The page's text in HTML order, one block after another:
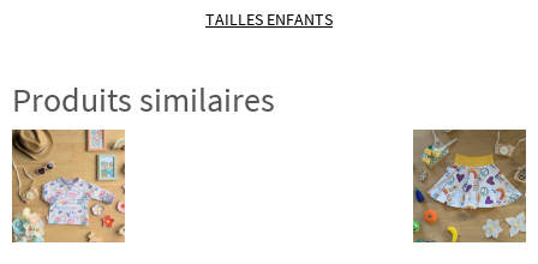
TAILLES ENFANTS
Produits similaires